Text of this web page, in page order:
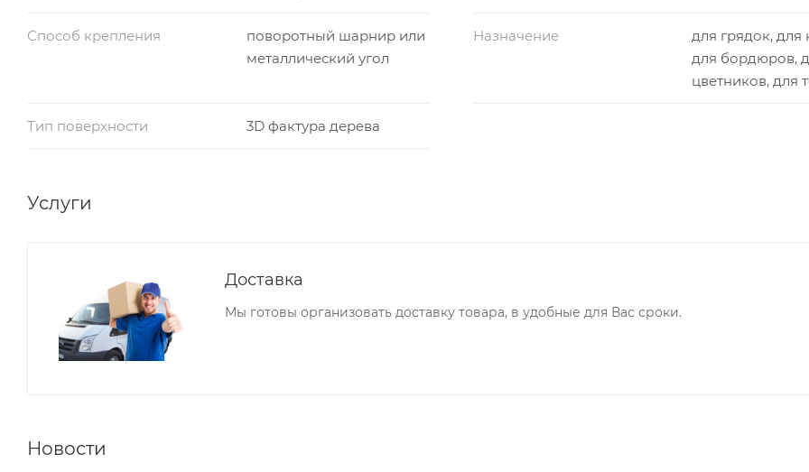
Способ крепления
поворотный шарнир или
металлический угол
Назначение
для грядок, для
для бордюров,
цветников, для
Тип поверхности 3D фактура дерева
Услуги
Доставка
Мы готовы организовать доставку товара, в удобные для Вас сроки.
Новости